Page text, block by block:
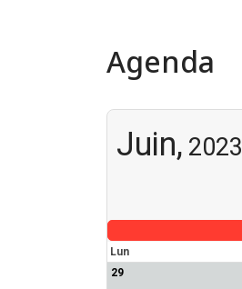
Agenda
Juin, 2023
Lun
29